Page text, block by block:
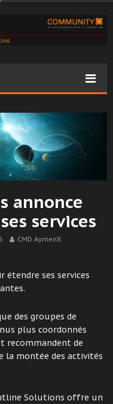
annonce
services
CMD AymeriX
ses services
des groupes de
plus coordonnés
recommandent de
la montée des activités
Solutions offre un